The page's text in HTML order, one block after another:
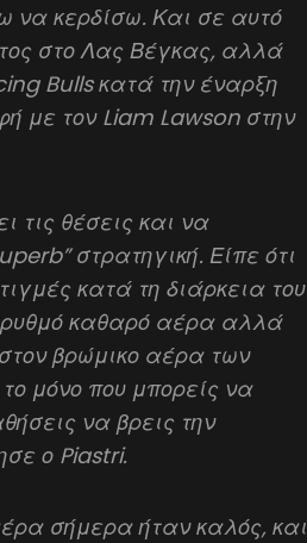
να κερδίσω. Και σε αυτό
στο Λας Βέγκας, αλλά
Bulls κατά την έναρξη
με τον Liam Lawson στην
τις θέσεις και να
στρατηγική. Είπε ότι
κατά τη διάρκεια του
καθαρό αέρα αλλά
βρώμικο αέρα των
μόνο που μπορείς να
να βρεις την
ο Piastri.
σήμερα ήταν καλός, και